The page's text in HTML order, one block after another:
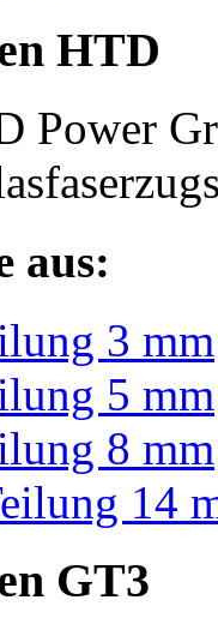
HTD
Power
aus:
3 mm
5 mm
8 mm
14
GT3